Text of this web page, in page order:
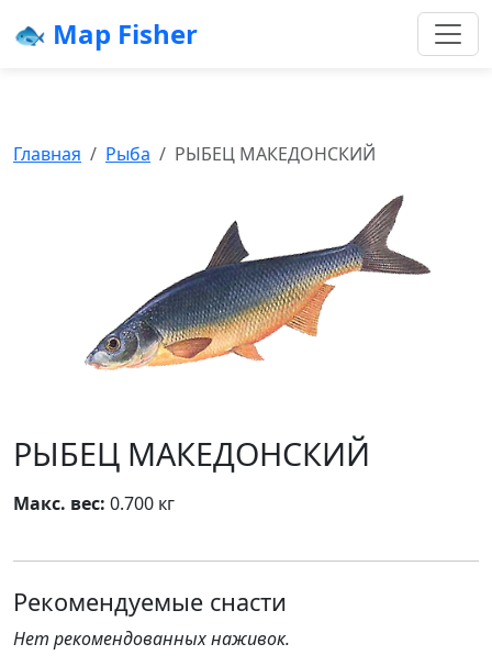
🐟 Map Fisher
Главная Рыба РЫБЕЦ МАКЕДОНСКИЙ
РЫБЕЦ МАКЕДОНСКИЙ
Макс. вес: 0.700 кг
Рекомендуемые снасти
Нет рекомендованных наживок.